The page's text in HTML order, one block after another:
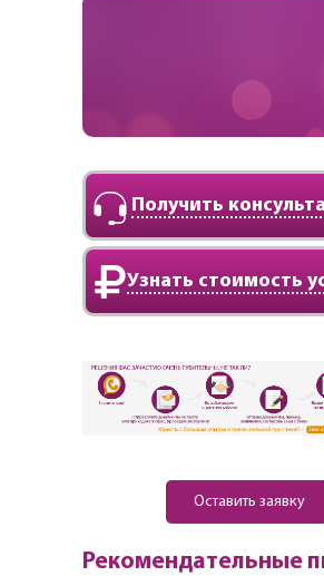
Получить
Узнать стоимость
Оставить заявку
Рекомендательные